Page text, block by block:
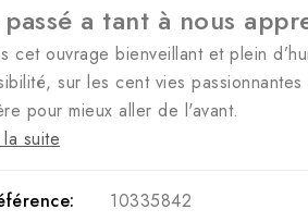
passé a tant à nous
cet ouvrage bienveillant et plein
sur les cent vies
pour mieux aller de l'avant.
suite
10335842